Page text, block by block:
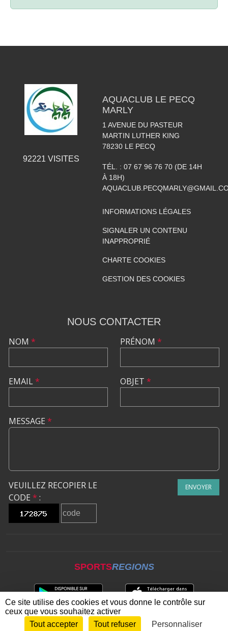
92221 VISITES
AQUACLUB LE PECQ
MARLY
1 AVENUE DU PASTEUR
MARTIN LUTHER KING
78230 LE PECQ
TÉL. : 07 67 96 76 70 (DE 14H
À 18H)
INFORMATIONS LÉGALES
SIGNALER UN CONTENU
INAPPROPRIÉ
CHARTE COOKIES
GESTION DES COOKIES
NOUS CONTACTER
NOM *
EMAIL*
PRÉNOM *
OBJET *
MESSAGE *
VEUILLEZ RECOPIER LE
CODE * :
ENVOYER
SPORTSREGIONS
Envie de participer ? CONNEXION
Ce site utilise des cookies et vous donne le contrôle sur
ceux que vous souhaitez activer
Tout accepter
Tout refuser Personnaliser